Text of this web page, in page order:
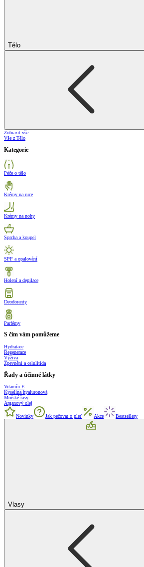
Tělo
Zobrazit vše
Vše z Tělo
Kategorie
Péče o tělo
Krémy na ruce
Krémy na nohy
Sprcha a koupel
SPF a opalování
Holení a depilace
Deodoranty
Parfémy
S čím vám pomůžeme
Hydratace
Regenerace
Výživa
Zpevnění a celulitida
Řady a účinné látky
Vitamín E
Kyselina hyaluronová
Mořské řasy
Arganový olej
Novinky Jak pečovat o pleť Akce Bestsellery
Vlasy